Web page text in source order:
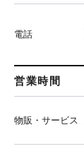
電話
営業時間
物販・サービス